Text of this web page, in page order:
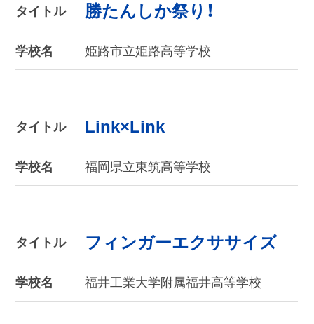
タイトル 勝たんしか祭り！
学校名 姫路市立姫路高等学校
タイトル Link×Link
学校名 福岡県立東筑高等学校
タイトル フィンガーエクササイズ
学校名 福井工業大学附属福井高等学校